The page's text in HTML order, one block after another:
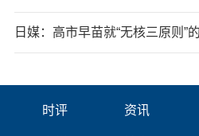
日媒：高市早苗就“无核三原则”
时评 资讯